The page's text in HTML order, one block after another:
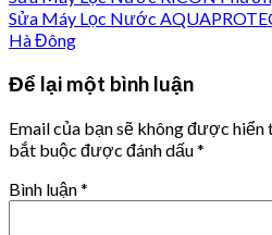
Sửa Máy Lọc Nước
Hà Đông
Để lại một bình luận
Email của bạn sẽ không được hiển
bắt buộc được đánh dấu*
Bình luận*